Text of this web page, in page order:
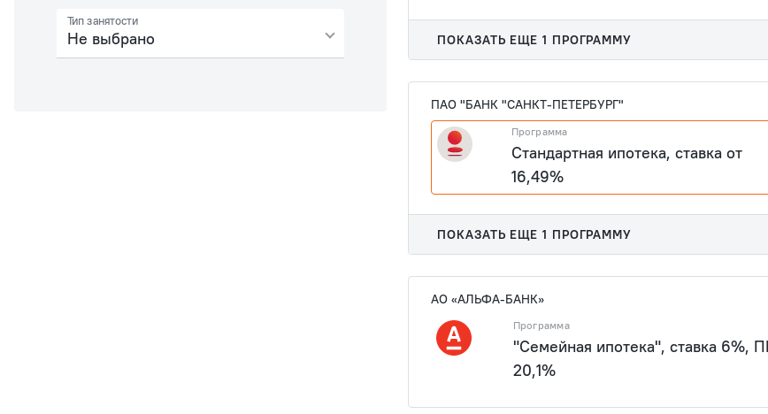
Тип занятости
Не выбрано ПОКАЗАТЬ ЕЩЕ 1 ПРОГРАММУ
ПАО "БАНК "САНКТ-ПЕТЕРБУРГ"
Программа
Стандартная ипотека, ставка от
16,49%
1
ПОКАЗАТЬ ЕЩЕ 1 ПРОГРАММУ
АО «АЛЬФА-БАНК»
Программа
"Семейная ипотека", ставка 6%,
20,1%